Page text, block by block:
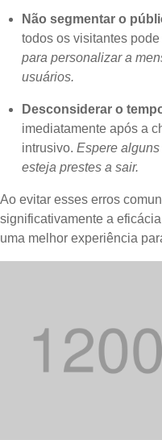
Não segmentar o
todos os visitantes
para personalizar a
usuários.
Desconsiderar o
imediatamente após a
intrusivo.Espere
esteja prestes a sair.
Ao evitar esses erros
significativamente a
uma melhor experiência